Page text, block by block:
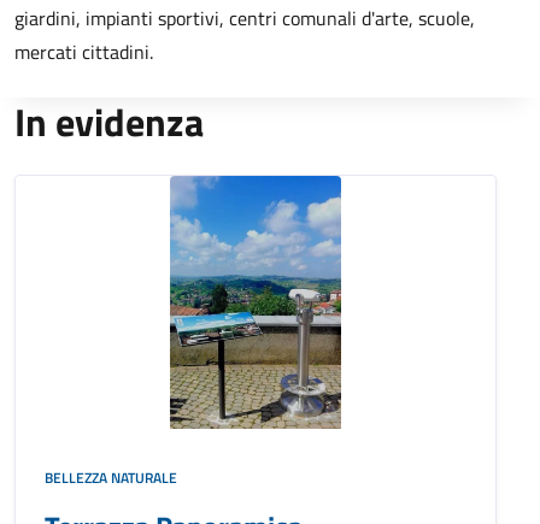
giardini, impianti sportivi, centri comunali d'arte, scuole,
mercati cittadini.
In evidenza
BELLEZZA NATURALE